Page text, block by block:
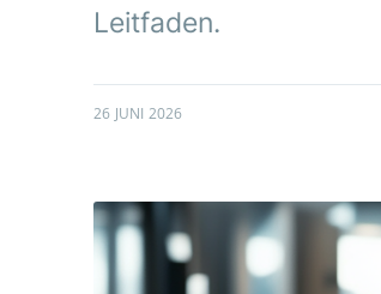
Leitfaden.
26 JUNI 2026